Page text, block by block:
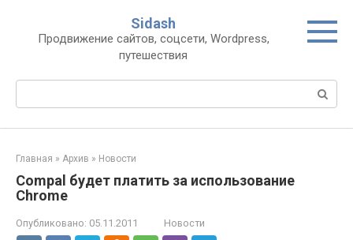
контенту
Sidash
Продвижение сайтов, соцсети, Wordpress,
путешествия
Главная » Архив » Новости
Compal будет платить за использование
Chrome
Опубликовано: 05.11.2011 Новости